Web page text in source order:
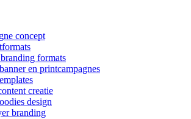
concept
formats
en printcampagnes
creatie
design
branding